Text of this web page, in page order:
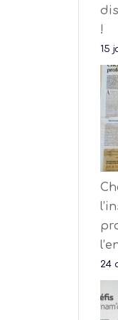
!
15
24